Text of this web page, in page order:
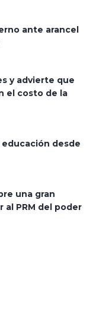
ante arancel
y advierte que
el costo de la
educación desde
una gran
al PRM del poder